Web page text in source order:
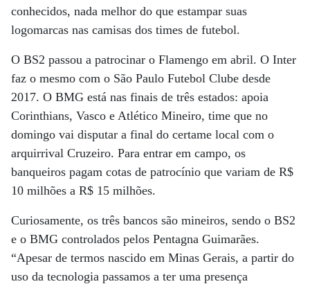
conhecidos, nada melhor do que estampar suas
logomarcas nas camisas dos times de futebol.
O BS2 passou a patrocinar o Flamengo em abril. O Inter
faz o mesmo com o São Paulo Futebol Clube desde
2017. O BMG está nas finais de três estados: apoia
Corinthians, Vasco e Atlético Mineiro, time que no
domingo vai disputar a final do certame local com o
arquirrival Cruzeiro. Para entrar em campo, os
banqueiros pagam cotas de patrocínio que variam de R$
10 milhões a R$ 15 milhões.
Curiosamente, os três bancos são mineiros, sendo o BS2
e o BMG controlados pelos Pentagna Guimarães.
“Apesar de termos nascido em Minas Gerais, a partir do
uso da tecnologia passamos a ter uma presença